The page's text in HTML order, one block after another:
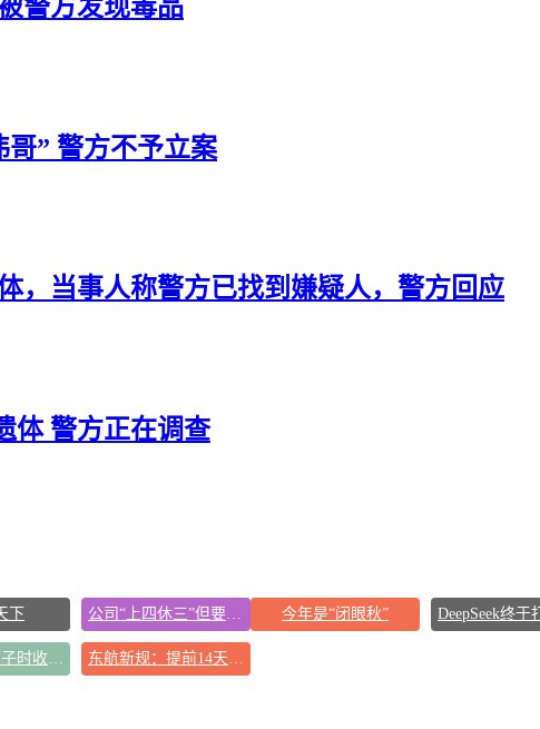
警方发现毒品
” 警方不予立案
，当事人称警方已找到嫌疑人，警方回应
体 警方正在调查
下 公司“上四休三”但要降薪1000元 今年是“闭眼秋”
女孩摆摊卖菌子时收到北大通知书 东航新规：提前14天可免费退改签